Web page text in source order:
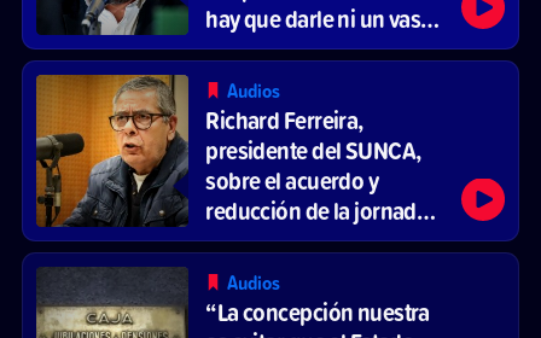
hay que darle ni un vaso
de agua”
Audios
Richard Ferreira,
presidente del SUNCA,
sobre el acuerdo y
reducción de la jornada
laboral
Audios
“La concepción nuestra